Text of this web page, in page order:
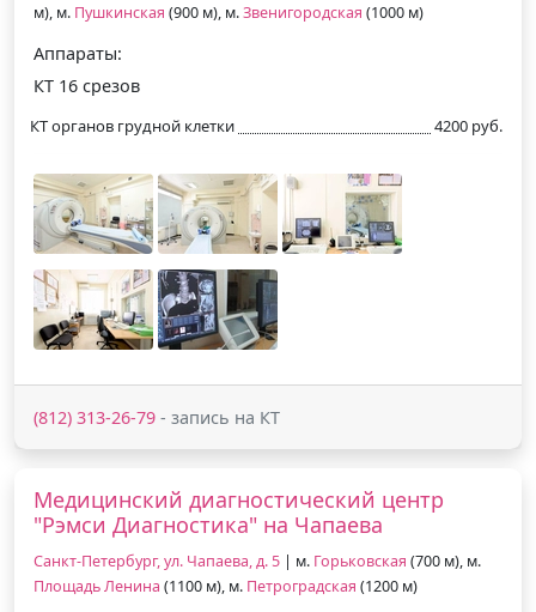
м), м. Пушкинская (900 м), м.Звенигородская (1000 м)
Аппараты:
КТ 16 срезов
КТ органов грудной клетки 4200 руб.
(812) 313-26-79 - запись на КТ
Медицинский диагностический центр
"Рэмси Диагностика" на Чапаева
Санкт-Петербург, ул. Чапаева, д. 5 | м. Горьковская (700 м), м.
Площадь Ленина (1100 м), м. Петроградская (1200 м)